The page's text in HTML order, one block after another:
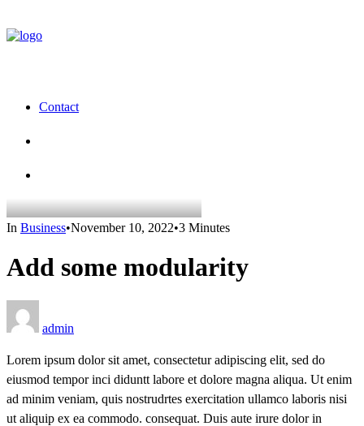
Contact
In Business•November 10, 2022•3 Minutes
Add some modularity
admin
Lorem ipsum dolor sit amet, consectetur adipiscing elit, sed do
eiusmod tempor inci diduntt labore et dolore magna aliqua. Ut enim
ad minim veniam, quis nostrudrtes exercitation ullamco laboris nisi
ut aliquip ex ea commodo. consequat. Duis aute irure dolor in